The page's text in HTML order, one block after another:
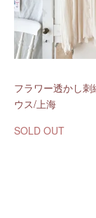
フラワー透かし刺
ウス/上海
SOLD OUT